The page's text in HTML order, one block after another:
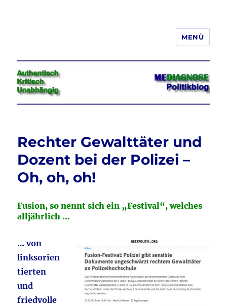
Jeder hat das Recht, seine
Meinung in Wort, Schrift und Bild
frei zu äußern und zu verbreiten
MENÜ
Rechter Gewalttäter und
Dozent bei der Polizei –
Oh, oh, oh!
Fusion, so nennt sich ein „Festival“, welches
alljährlich …
… von
linksorien
tierten
und
friedvolle